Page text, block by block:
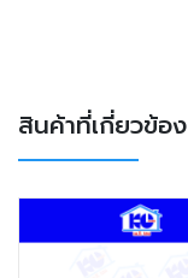
สินค้าที่เกี่ยวข้อง